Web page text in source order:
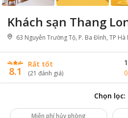
Khách sạn Thang
63 Nguyễn Trường Tộ, P. Ba Đình, TP Hà
8.1
Rất tốt
(21 đánh giá)
1
Chọn lọc:
Miễn phí hủy phòng